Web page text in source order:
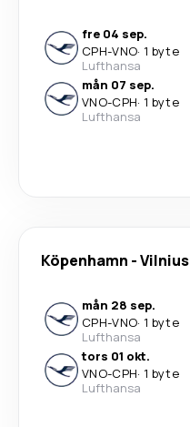
fre 04 sep.
CPH-VNO· 1 byte
Lufthansa
mån 07 sep.
VNO-CPH· 1 byte
Lufthansa
Köpenhamn -Vilnius
mån 28 sep.
CPH-VNO· 1 byte
Lufthansa
tors 01 okt.
VNO-CPH· 1 byte
Lufthansa